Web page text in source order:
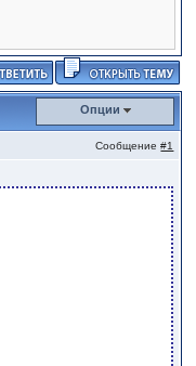
Опции
Сообщение#1